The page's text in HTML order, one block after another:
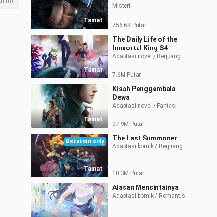
Tamat
Misteri
756.6K Putar
Tamat
The Daily Life of the
Immortal King S4
Adaptasi novel / Berjuang
7.6M Putar
Tamat
Kisah Penggembala
Dewa
37.9M Putar
Tamat
Bstation only The Last Summoner
Adaptasi komik / Berjuang
10.3M Putar
Alasan Mencintainya